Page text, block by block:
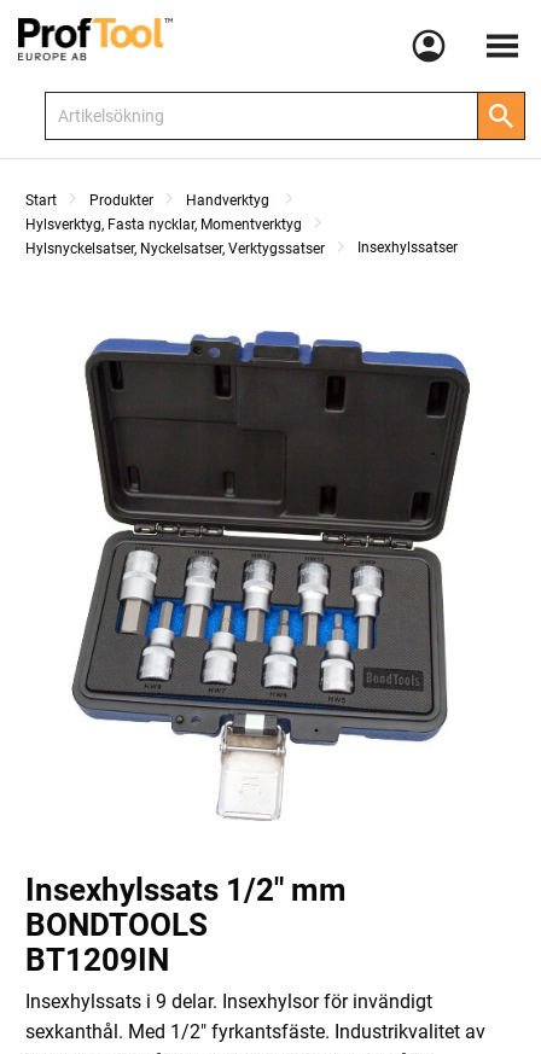
Meny
Start Produkter
Handverktyg
Hylsverktyg, Fasta nycklar, Momentverktyg
Hylsnyckelsatser, Nyckelsatser, Verktygssatser
Insexhylssatser
Insexhylssats 1/2" mm
BONDTOOLS
BT1209IN
Insexhylssats i 9 delar. Insexhylsor för invändigt
sexkanthål. Med 1/2" fyrkantsfäste. Industrikvalitet av